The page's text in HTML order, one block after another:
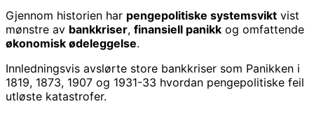
Gjennom historien har pengepolitiske systemsvikt vist
mønstre av bankkriser, finansiell panikk og omfattende
økonomisk ødeleggelse.
Innledningsvis avslørte store bankkriser som Panikken i
1819, 1873, 1907 og 1931-33 hvordan pengepolitiske feil
utløste katastrofer.